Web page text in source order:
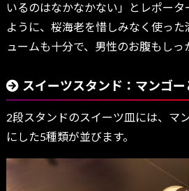
いるのはなかなかない」とレポー
ように、桜海老を惜しみなく使った
ュームも十分で、男性のお腹もしっ
スイーツスタンド：マンゴ
2段スタンドのスイーツ皿には、マ
にした5種類が並びます。